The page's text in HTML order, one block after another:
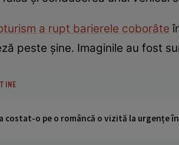
a rupt barierele coborâte
peste şine. Imaginile au fost
costat-o pe o româncă o vizită la urgențe